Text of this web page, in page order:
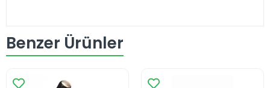
Benzer Ürünler